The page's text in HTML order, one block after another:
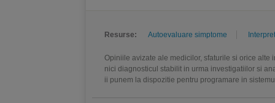
Resurse: Autoevaluare simptome
Opiniile avizate ale medicilor, sfaturile si orice
nici diagnosticul stabilit in urma investigatiilor si
ii punem la dispozitie pentru programare in